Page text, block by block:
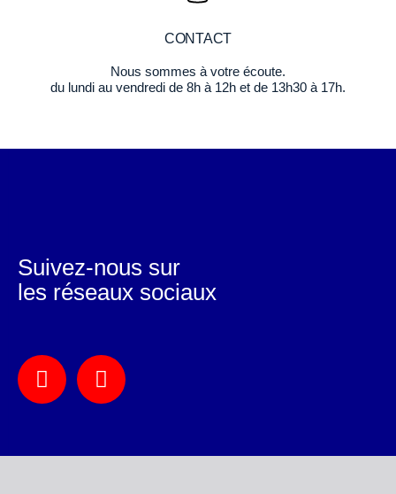
CONTACT
Nous sommes à votre écoute.
du lundi au vendredi de 8h à 12h et de 13h30 à 17h.
Suivez-nous sur
les réseaux sociaux